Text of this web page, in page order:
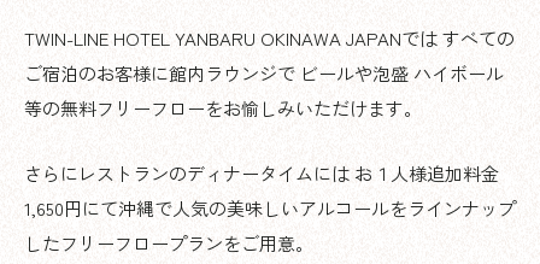
TWIN-LINE HOTEL YANBARU OKINAWA JAPANでは すべての
ご宿泊のお客様に館内ラウンジで ビールや泡盛 ハイボール
等の無料フリーフローをお愉しみいただけます。
さらにレストランのディナータイムには お１人様追加料金
1,650円にて沖縄で人気の美味しいアルコールをラインナップ
したフリーフロープランをご用意。